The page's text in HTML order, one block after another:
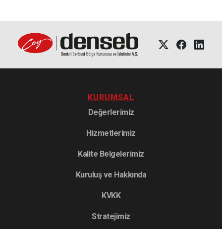
KURUMSAL
Değerlerimiz
Hizmetlerimiz
Kalite Belgelerimiz
Kuruluş ve Hakkında
KVKK
Stratejimiz